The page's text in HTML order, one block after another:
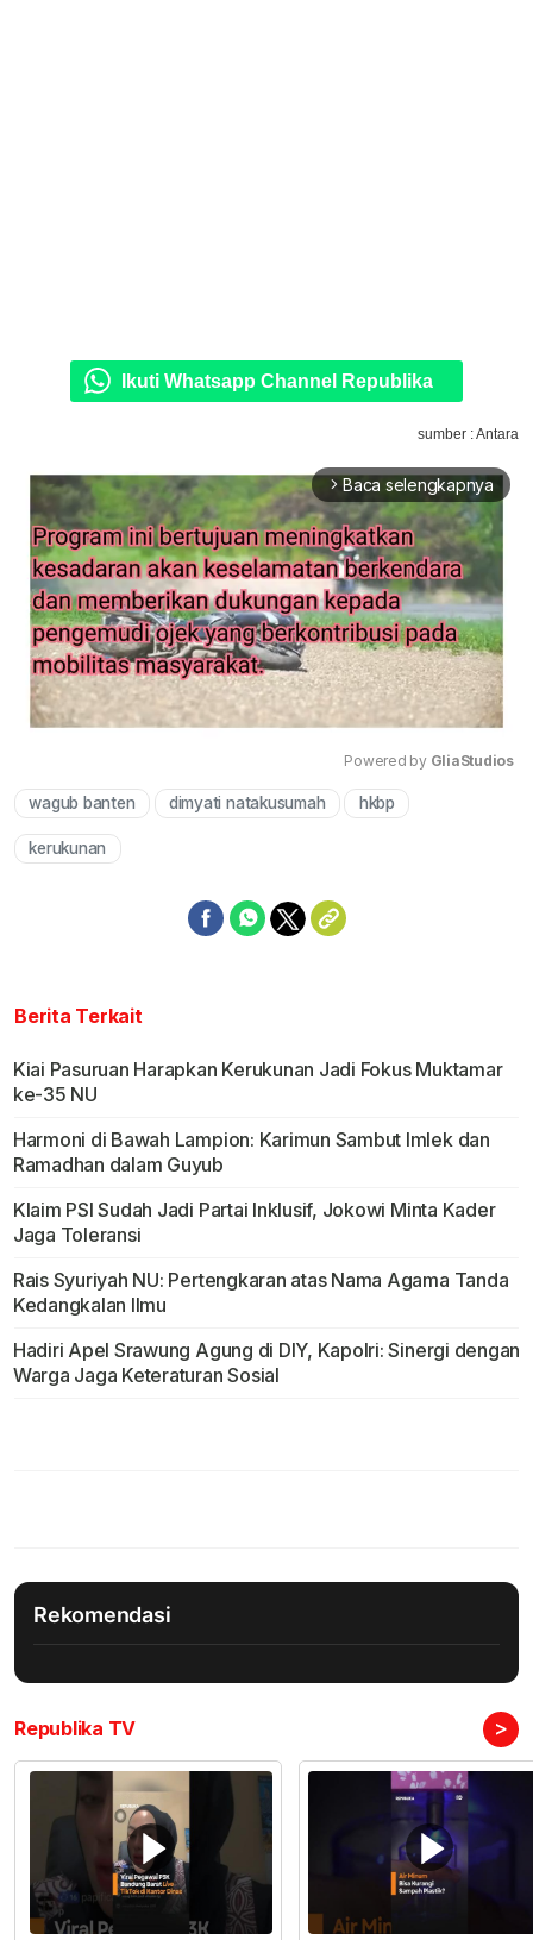
Ikuti Whatsapp Channel Republika
sumber : Antara
arrow_forward_ios Baca selengkapnya
Powered by GliaStudios
wagub banten dimyati natakusumah hkbp
kerukunan
Berita Terkait
Kiai Pasuruan Harapkan Kerukunan Jadi Fokus Muktamar
ke-35 NU
Harmoni di Bawah Lampion: Karimun Sambut Imlek dan
Ramadhan dalam Guyub
Klaim PSI Sudah Jadi Partai Inklusif, Jokowi Minta Kader
Jaga Toleransi
Rais Syuriyah NU: Pertengkaran atas Nama Agama Tanda
Kedangkalan Ilmu
Hadiri Apel Srawung Agung di DIY, Kapolri: Sinergi dengan
Warga Jaga Keteraturan Sosial
Rekomendasi
Republika TV >